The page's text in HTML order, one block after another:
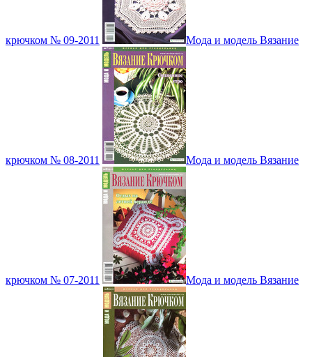
крючком № 09-2011 Мода и модель Вязание
крючком № 08-2011 Мода и модель Вязание
крючком № 07-2011 Мода и модель Вязание